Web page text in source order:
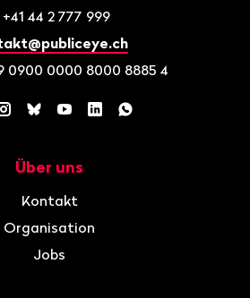
+41 44 2 777 999
0900 0000 8000 8885 4
Instagram
BlueskyYouTube
LinkedInWhatsApp
Über uns
Kontakt
Organisation
Jobs